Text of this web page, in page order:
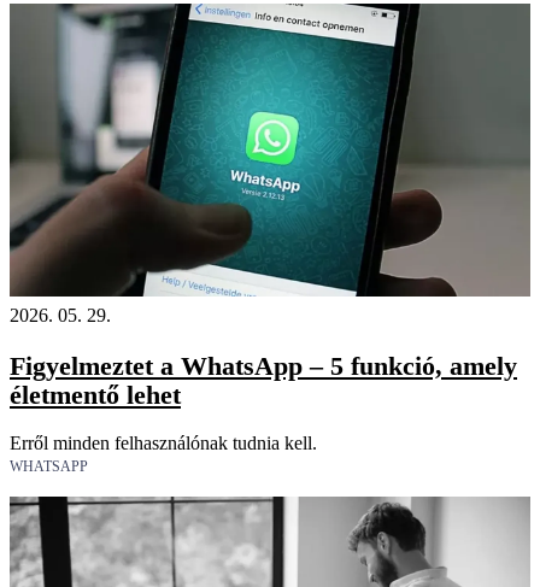
2026. 05. 29.
Figyelmeztet a WhatsApp – 5 funkció, amely
életmentő lehet
Erről minden felhasználónak tudnia kell.
WHATSAPP